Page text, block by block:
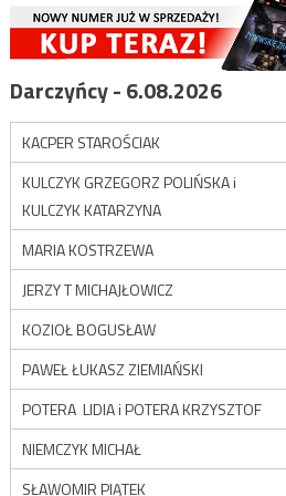
Darczyńcy - 6.08.2026
KACPER STAROŚCIAK
KULCZYK GRZEGORZ POLIŃSKA i
KULCZYK KATARZYNA
MARIA KOSTRZEWA
JERZY T MICHAJŁOWICZ
KOZIOŁ BOGUSŁAW
PAWEŁ ŁUKASZ ZIEMIAŃSKI
POTERA LIDIA i POTERA KRZYSZTOF
NIEMCZYK MICHAŁ
SŁAWOMIR PIĄTEK